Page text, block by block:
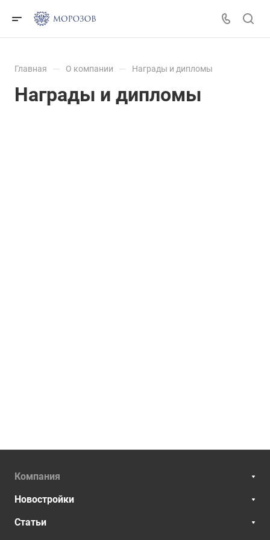
Главная — О компании — Награды и дипломы
Награды и дипломы
Компания
Новостройки
Статьи